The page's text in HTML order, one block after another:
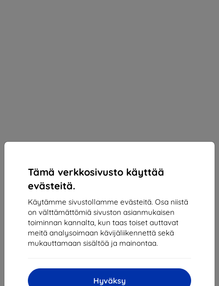
Tämä verkkosivusto käyttää
evästeitä.
Käytämme sivustollamme evästeitä. Osa niistä
on välttämättömiä sivuston asianmukaisen
toiminnan kannalta, kun taas toiset auttavat
meitä analysoimaan kävijäliikennettä sekä
mukauttamaan sisältöä ja mainontaa.
Hyväksy
3mk 1UP Protective film for Motorola Edge 50 Neo
Motorola Edge 50 Neo
23,89 €
21,50 €
Hinta ilman ALV:tä